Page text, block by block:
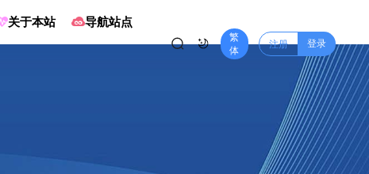
关于本站 导航站点
繁
体
注册 登录